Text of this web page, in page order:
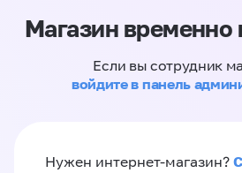
Магазин временно
Если вы сотрудник
войдите в панель
Нужен интернет-магазин?